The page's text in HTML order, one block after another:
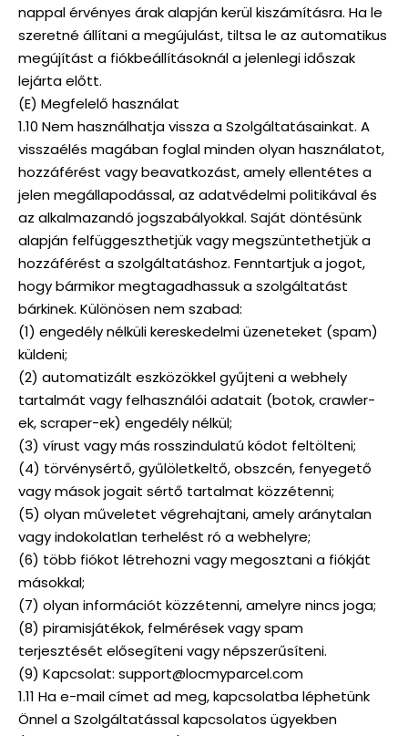
nappal érvényes árak alapján kerül kiszámításra. Ha le
szeretné állítani a megújulást, tiltsa le az automatikus
megújítást a fiókbeállításoknál a jelenlegi időszak
lejárta előtt.
(E) Megfelelő használat
1.10 Nem használhatja vissza a Szolgáltatásainkat. A
visszaélés magában foglal minden olyan használatot,
hozzáférést vagy beavatkozást, amely ellentétes a
jelen megállapodással, az adatvédelmi politikával és
az alkalmazandó jogszabályokkal. Saját döntésünk
alapján felfüggeszthetjük vagy megszüntethetjük a
hozzáférést a szolgáltatáshoz. Fenntartjuk a jogot,
hogy bármikor megtagadhassuk a szolgáltatást
bárkinek. Különösen nem szabad:
(1) engedély nélküli kereskedelmi üzeneteket (spam)
küldeni;
(2) automatizált eszközökkel gyűjteni a webhely
tartalmát vagy felhasználói adatait (botok, crawler-
ek, scraper-ek) engedély nélkül;
(3) vírust vagy más rosszindulatú kódot feltölteni;
(4) törvénysértő, gyűlöletkeltő, obszcén, fenyegető
vagy mások jogait sértő tartalmat közzétenni;
(5) olyan műveletet végrehajtani, amely aránytalan
vagy indokolatlan terhelést ró a webhelyre;
(6) több fiókot létrehozni vagy megosztani a fiókját
másokkal;
(7) olyan információt közzétenni, amelyre nincs joga;
(8) piramisjátékok, felmérések vagy spam
terjesztését elősegíteni vagy népszerűsíteni.
(9) Kapcsolat: support@locmyparcel.com
1.11 Ha e-mail címet ad meg, kapcsolatba léphetünk
Önnel a Szolgáltatással kapcsolatos ügyekben